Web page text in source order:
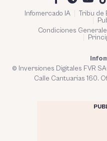
Infomercado IA Tribu de
Condiciones
© Inversiones Digitales FVR
Calle Cantuarias 160.